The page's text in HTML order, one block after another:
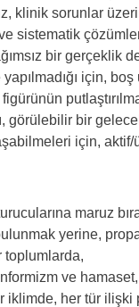
klinik sorunlar
sistematik
bir gerçeklik
için, boş
görülebilir bir
için,
maruz
yerine,
toplumlarda,
ve
her tür ilişki